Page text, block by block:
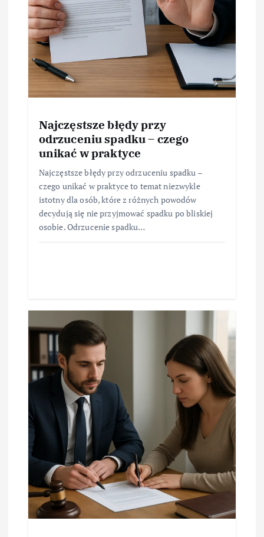
Najczęstsze błędy przy
odrzuceniu spadku – czego
unikać w praktyce
Najczęstsze błędy przy odrzuceniu spadku –
czego unikać w praktyce to temat niezwykle
istotny dla osób, które z różnych powodów
decydują się nie przyjmować spadku po bliskiej
osobie. Odrzucenie spadku…